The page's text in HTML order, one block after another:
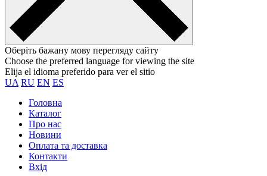
Оберіть бажану мову перегляду сайту
Choose the preferred language for viewing the site
Elija el idioma preferido para ver el sitio
UA RU EN ES
Головна
Каталог
Про нас
Новини
Оплата та доставка
Контакти
Вхiд